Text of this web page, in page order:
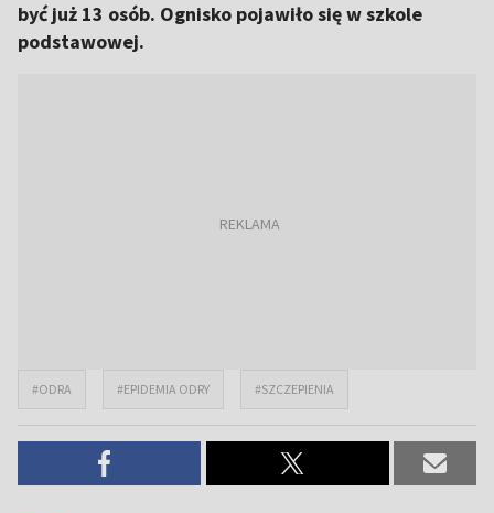
być już 13 osób. Ognisko pojawiło się w szkole
podstawowej.
#ODRA #EPIDEMIA ODRY #SZCZEPIENIA